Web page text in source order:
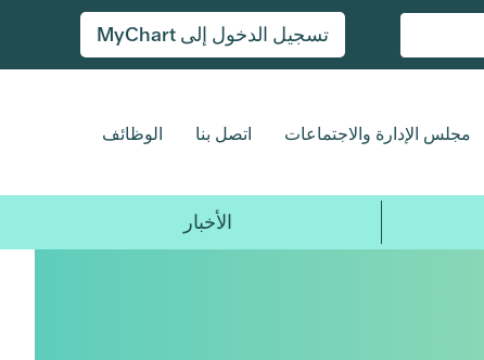
تسجيل الدخول إلى MyChart
مجلس الإدارة والاجتماعات اتصل بنا الوظائف
الأخبار